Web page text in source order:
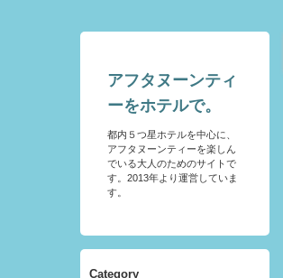
アフタヌーンティ
ーをホテルで。
都内５つ星ホテルを中心に、
アフタヌーンティーを楽しん
でいる大人のためのサイトで
す。2013年より運営していま
す。
Category